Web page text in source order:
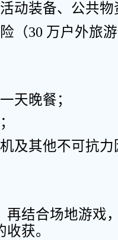
动装备、 公共物
（30 万户外旅游
天晚餐；
及其他不可抗力
再结合场地游戏
收获。